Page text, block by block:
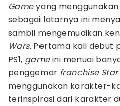
Gameyang menggunakan
sebagai latarnya ini
sambil mengemudikan
Wars. Pertama kali debut
PS1, gameini menuai
penggemar franchise
menggunakan karakter-
terinspirasi dari karakter